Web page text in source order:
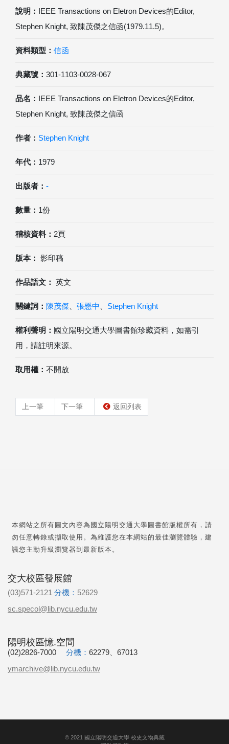
說明： IEEE Transactions on Eletron Devices的Editor,
Stephen Knight, 致陳茂傑之信函(1979.11.5)。
資料類型： 信函
典藏號： 301-1103-0028-067
品名： IEEE Transactions on Eletron Devices的Editor,
Stephen Knight, 致陳茂傑之信函
作者： Stephen Knight
年代： 1979
出版者： -
數量： 1份
稽核資料： 2頁
版本： 影印稿
作品語文： 英文
關鍵詞： 陳茂傑 張懋中 Stephen Knight
權利聲明： 國立陽明交通大學圖書館珍藏資料，如需引
用，請註明來源。
取用權： 不開放
上一筆 下一筆 返回列表
本網站之所有圖文內容為國立陽明交通大學圖書館版權所有，請
勿任意轉錄或擷取使用。為維護您在本網站的最佳瀏覽體驗，建
議您主動升級瀏覽器到最新版本。
交大校區發展館
(03)571-2121 分機： 52629
sc.specol@lib.nycu.edu.tw
陽明校區憶.空間
(02)2826-7000 分機： 62279、67013
ymarchive@lib.nycu.edu.tw
© 2021 國立陽明交通大學 校史文物典藏